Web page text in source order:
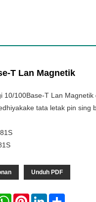
T Lan Magnetik
10/100Base-T Lan
tata letak pin sing
Unduh PDF
WhatsAppPinterestLinkedIn